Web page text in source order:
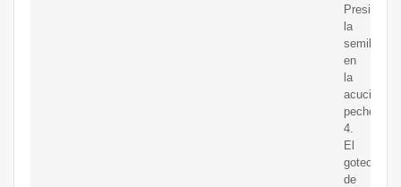
Presionar
la
semilla
en
la
acuciante
pecho
4.
El
goteo
de